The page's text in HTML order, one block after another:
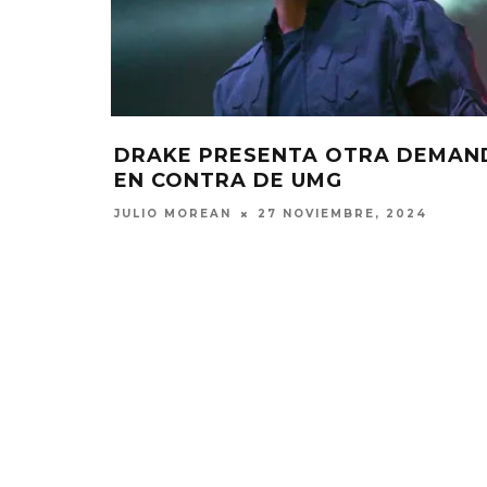
DRAKE PRESENTA OTRA
EN CONTRA DE UMG
JULIO MOREAN 27 NOVIEMBRE, 2024